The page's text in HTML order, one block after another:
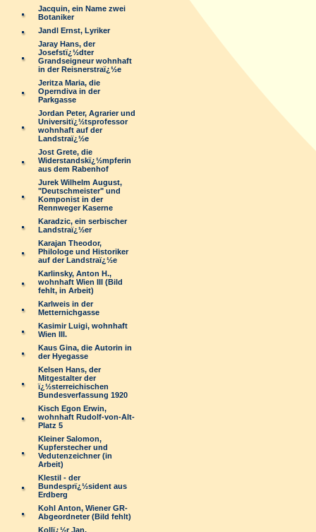
Jacquin, ein Name zwei
Botaniker
Jandl Ernst, Lyriker
Jaray Hans, der
Josefstï¿½dter
Grandseigneur wohnhaft
in der Reisnerstraï¿½e
Jeritza Maria, die
Operndiva in der
Parkgasse
Jordan Peter, Agrarier und
Universitï¿½tsprofessor
wohnhaft auf der
Landstraï¿½e
Jost Grete, die
Widerstandskï¿½mpferin
aus dem Rabenhof
Jurek Wilhelm August,
"Deutschmeister" und
Komponist in der
Rennweger Kaserne
Karadzic, ein serbischer
Landstraï¿½er
Karajan Theodor,
Philologe und Historiker
auf der Landstraï¿½e
Karlinsky, Anton H.,
wohnhaft Wien III (Bild
fehlt, in Arbeit)
Karlweis in der
Metternichgasse
Kasimir Luigi, wohnhaft
Wien III.
Kaus Gina, die Autorin in
der Hyegasse
Kelsen Hans, der
Mitgestalter der
ï¿½sterreichischen
Bundesverfassung 1920
Kisch Egon Erwin,
wohnhaft Rudolf-von-Alt-
Platz 5
Kleiner Salomon,
Kupferstecher und
Vedutenzeichner (in
Arbeit)
Klestil - der
Bundesprï¿½sident aus
Erdberg
Kohl Anton, Wiener GR-
Abgeordneter (Bild fehlt)
Kollï¿½r Jan,